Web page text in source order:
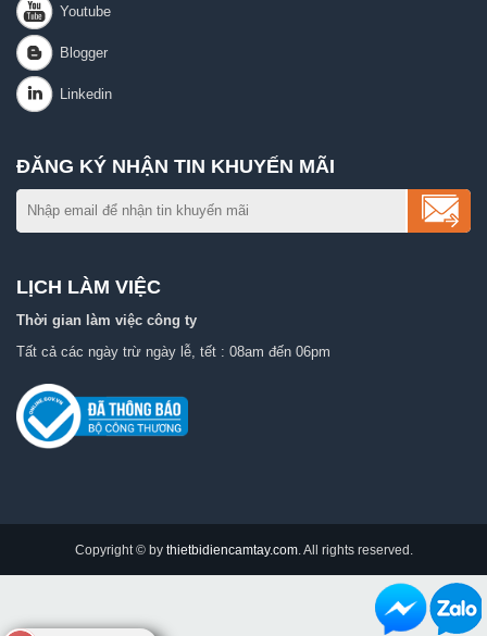
ĐĂNG KÝ NHẬN TIN KHUYẾN MÃI
LỊCH LÀM VIỆC
Thời gian làm việc công ty
Tất cả các ngày trừ ngày lễ, tết : 08am đến 06pm
Copyright © by thietbidiencamtay.com. All rights reserved.